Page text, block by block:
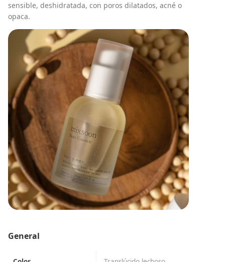
sensible, deshidratada, con poros dilatados, acné o
opaca.
General